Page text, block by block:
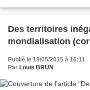
Des territoires
mondialisation
Publié le 19/05/2015 à 16:11
Par Louis BRUN